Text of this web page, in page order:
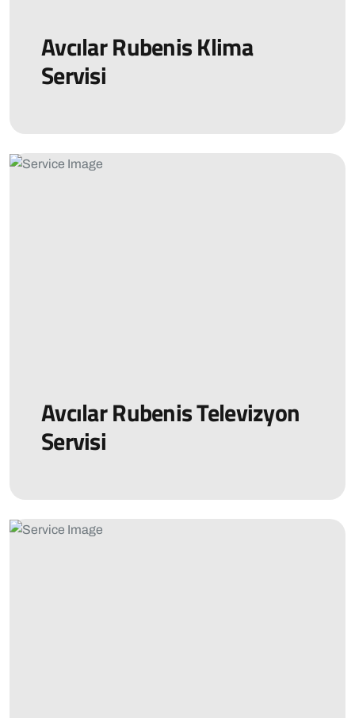
Avcılar Rubenis Klima
Servisi
Avcılar Rubenis Televizyon
Servisi